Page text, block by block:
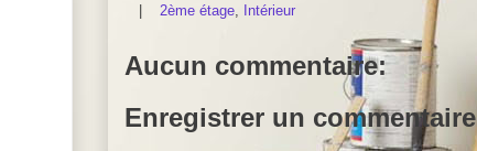
| 2ème étage Intérieur
Aucun commentaire:
Enregistrer un commentaire